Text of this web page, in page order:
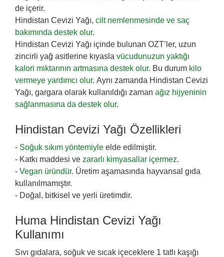
de içerir.
Hindistan Cevizi Yağı, cilt nemlenmesinde ve saç
bakımında destek olur.
Hindistan Cevizi Yağı içinde bulunan OZT’ler, uzun
zincirli yağ asitlerine kıyasla vücudunuzun yaktığı
kalori miktarının artmasına destek olur. Bu durum kilo
vermeye yardımcı olur. Aynı zamanda Hindistan Cevizi
Yağı, gargara olarak kullanıldığı zaman ağız hijyeninin
sağlanmasına da destek olur.
Hindistan Cevizi Yağı Özellikleri
- Soğuk sıkım yöntemiyle elde edilmiştir.
- Katkı maddesi ve zararlı kimyasallar içermez.
- Vegan üründür. Üretim aşamasında hayvansal gıda
kullanılmamıştır.
- Doğal, bitkisel ve yerli üretimdir.
Huma Hindistan Cevizi Yağı
Kullanımı
Sıvı gıdalara, soğuk ve sıcak içeceklere 1 tatlı kaşığı